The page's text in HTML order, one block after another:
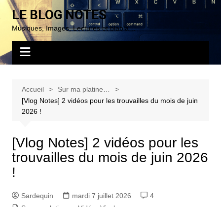
Aller
contenu
LE BLOG NOTES
Musiques, Images, Lectures et blabla…
Accueil
Sur ma platine…
[Vlog Notes] 2 vidéos pour les trouvailles du mois de juin
2026 !
[Vlog Notes] 2 vidéos pour les
trouvailles du mois de juin 2026
!
Sardequin mardi 7 juillet 2026
4